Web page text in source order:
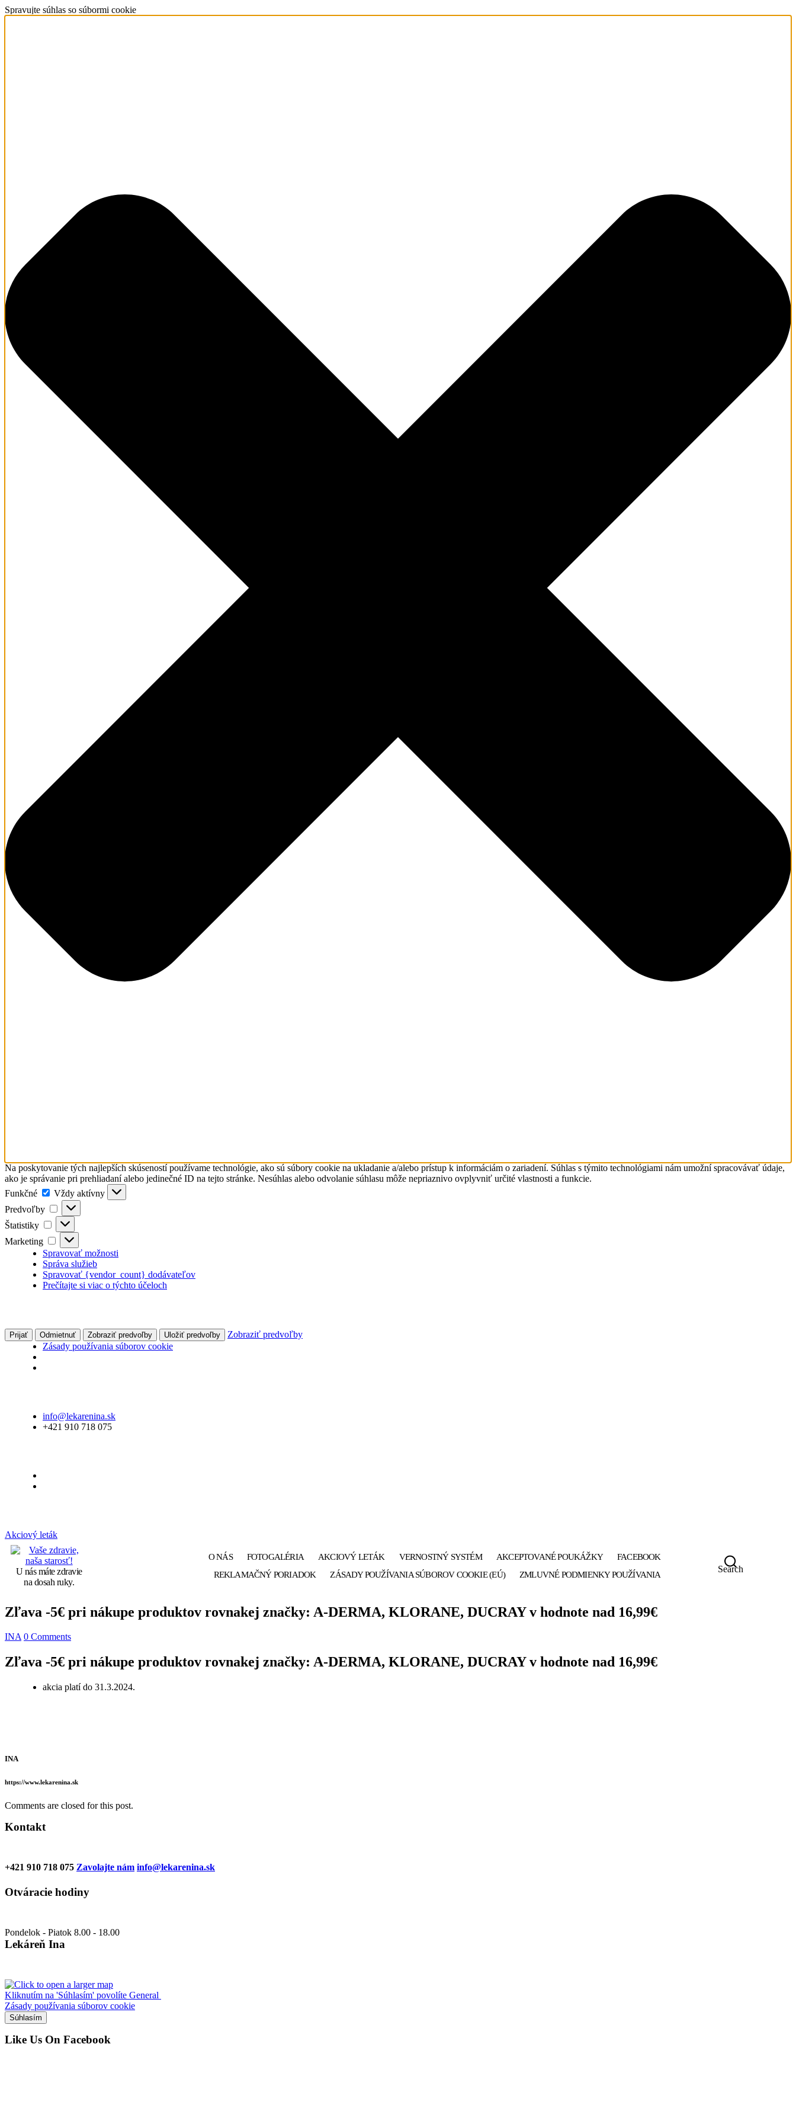
Spravujte súhlas so súbormi cookie
Na poskytovanie tých najlepších skúseností používame technológie, ako sú súbory cookie na ukladanie a/alebo prístup k informáciám o zariadení. Súhlas s týmito technológiami nám umožní spracovávať údaje,
ako je správanie pri prehliadaní alebo jedinečné ID na tejto stránke. Nesúhlas alebo odvolanie súhlasu môže nepriaznivo ovplyvniť určité vlastnosti a funkcie.
Funkčné
Funkčné
Vždy aktívny
Predvoľby
Predvoľby
Štatistiky Štatistiky
Marketing
Marketing
Spravovať možnosti
Správa služieb
Spravovať {vendor_count} dodávateľov
Prečítajte si viac o týchto účeloch
Prijať Odmietnuť Zobraziť predvoľby Uložiť predvoľby
Zobraziť predvoľby
Zásady používania súborov cookie
info@lekarenina.sk
+421 910 718 075
Akciový leták
Vaše
zdravie,
naša
starosť!
U nás máte zdravie
na dosah ruky.
O NÁS FOTOGALÉRIA AKCIOVÝ LETÁK VERNOSTNÝ SYSTÉM AKCEPTOVANÉ POUKÁŽKY
FACEBOOK
REKLAMAČNÝ PORIADOK
ZÁSADY POUŽÍVANIA SÚBOROV COOKIE (EÚ) ZMLUVNÉ PODMIENKY POUŽÍVANIA
Search
Zľava -5€ pri nákupe produktov rovnakej značky: A-DERMA, KLORANE, DUCRAY v hodnote nad 16,99€
INA 0 Comments
Zľava -5€ pri nákupe produktov rovnakej značky: A-DERMA, KLORANE, DUCRAY v hodnote nad 16,99€
akcia platí do 31.3.2024.
INA
https://www.lekarenina.sk
Comments are closed for this post.
Kontakt
+421 910 718 075 Zavolajte nám info@lekarenina.sk
Otváracie hodiny
Pondelok - Piatok 8.00 - 18.00
Lekáreň Ina
Kliknutím na 'Súhlasím' povolíte General
Zásady používania súborov cookie
Súhlasím
Like Us On Facebook